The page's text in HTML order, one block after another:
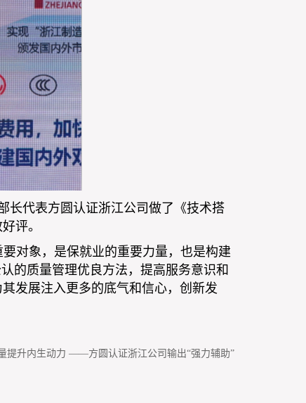
长代表方圆认证浙江公司做了《技术搭
评。
对象，是保就业的重要力量，也是构建
的质量管理优良方法，提高服务意识和
发展注入更多的底气和信心，创新发
提升内生动力 ——方圆认证浙江公司输出“强力辅助”